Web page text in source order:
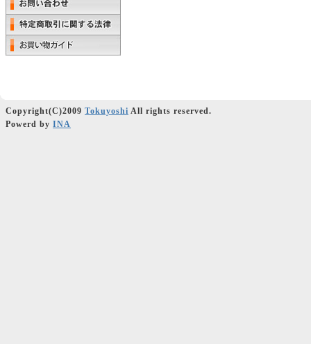
Copyright(C)2009 Tokuyoshi All rights reserved.
Powerd by INA